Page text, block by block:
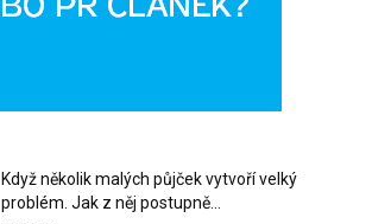
Když několik malých půjček vytvoří velký
problém. Jak z něj postupně...